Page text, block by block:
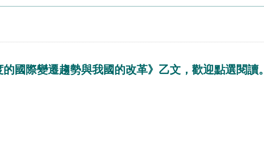
國際變遷趨勢與我國的改革》乙文，歡迎點選閱讀。